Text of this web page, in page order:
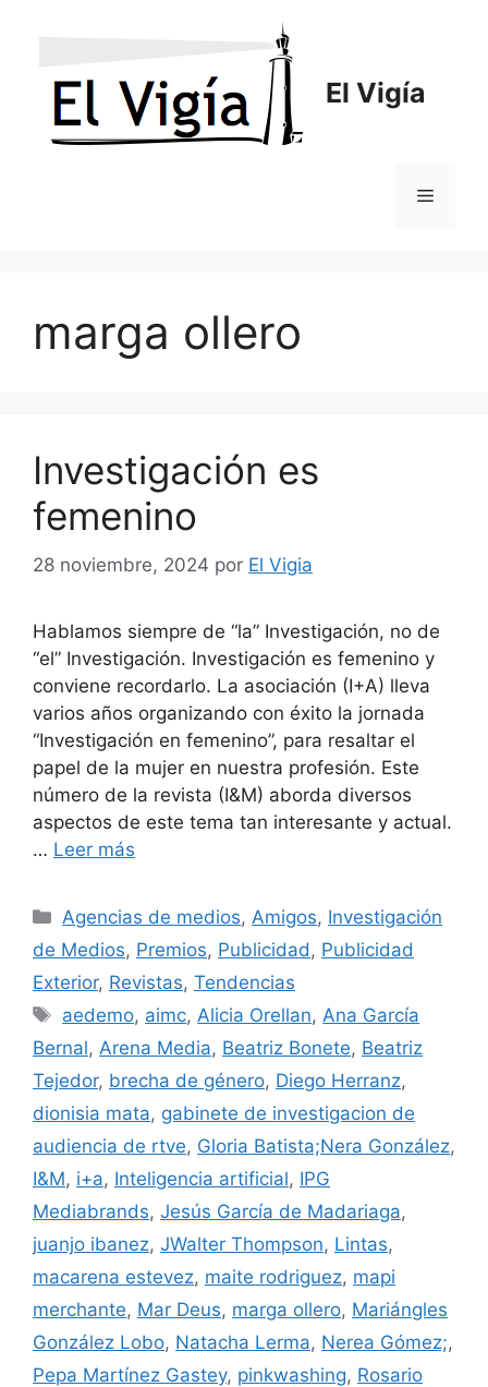
El Vigía
Menú
marga ollero
Investigación es
femenino
28 noviembre, 2024 por El Vigia
Hablamos siempre de “la” Investigación, no de
“el” Investigación. Investigación es femenino y
conviene recordarlo. La asociación (I+A) lleva
varios años organizando con éxito la jornada
“Investigación en femenino”, para resaltar el
papel de la mujer en nuestra profesión. Este
número de la revista (I&M) aborda diversos
aspectos de este tema tan interesante y actual.
… Leer más
Categorías
Agencias de medios, Amigos, Investigación
de Medios, Premios, Publicidad , Publicidad
Exterior, Revistas, Tendencias
Etiquetas
aedemo, aimc, Alicia Orellan, Ana García
Bernal, Arena Media, Beatriz Bonete, Beatriz
Tejedor, brecha de género, Diego Herranz,
dionisia mata, gabinete de investigacion de
audiencia de rtve, Gloria Batista;Nera González,
I&M, i+a, Inteligencia artificial, IPG
Mediabrands, Jesús García de Madariaga,
juanjo ibanez, JWalter Thompson, Lintas,
macarena estevez, maite rodriguez, mapi
merchante, Mar Deus, marga ollero, Mariángles
González Lobo, Natacha Lerma, Nerea Gómez;,
Pepa Martínez Gastey, pinkwashing, Rosario